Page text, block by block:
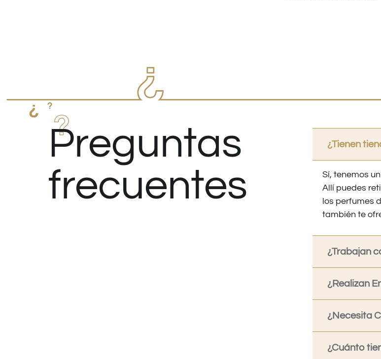
Preguntas
frecuentes
¿Tienen
Sí, tenemos
Allí puedes
los perfumes
también te
¿Trabajan
¿Realizan
¿Necesita
¿Cuánto